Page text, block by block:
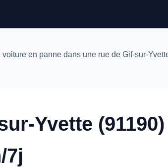
Yvette
7j